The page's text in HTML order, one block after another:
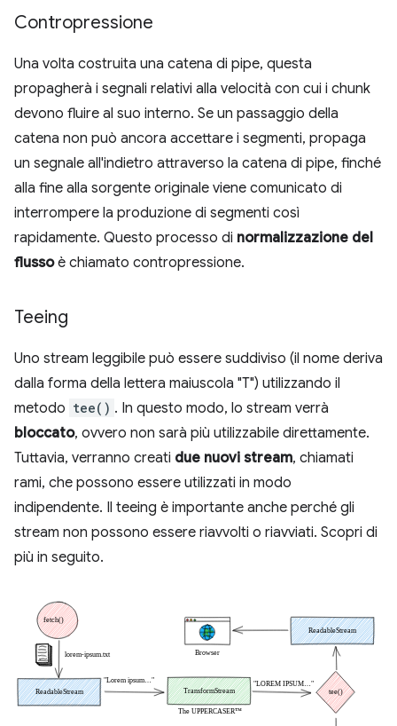
Contropressione
Una volta costruita una catena di pipe, questa
propagherà i segnali relativi alla velocità con cui i chunk
devono fluire al suo interno. Se un passaggio della
catena non può ancora accettare i segmenti, propaga
un segnale all'indietro attraverso la catena di pipe, finché
alla fine alla sorgente originale viene comunicato di
interrompere la produzione di segmenti così
rapidamente. Questo processo di normalizzazione del
flussoè chiamato contropressione.
Teeing
Uno stream leggibile può essere suddiviso (il nome deriva
dalla forma della lettera maiuscola "T") utilizzando il
metodo tee() . In questo modo, lo stream verrà
bloccato, ovvero non sarà più utilizzabile direttamente.
Tuttavia, verranno creati due nuovi stream, chiamati
rami, che possono essere utilizzati in modo
indipendente. Il teeing è importante anche perché gli
stream non possono essere riavvolti o riavviati. Scopri di
più in seguito.